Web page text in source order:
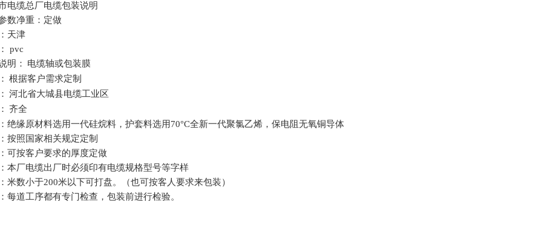
电缆总厂电缆包装说明
数净重：定做
天津
pvc
明：
电缆轴或包装膜
根据客户需求定制
河北省大城县电缆工业区
齐全
绝缘原材料选用一代硅烷料，护套料选用70°C全新一代聚氯乙烯，保电阻无氧铜导体
按照国家相关规定定制
可按客户要求的厚度定做
本厂电缆出厂时必须印有电缆规格型号等字样
米数小于200米以下可打盘。（也可按客人要求来包装）
每道工序都有专门检查，包装前进行检验。